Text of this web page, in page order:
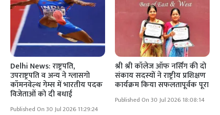
Delhi News: राष्ट्रपति,
उपराष्ट्रपति व अन्य ने ग्लासगो
कॉमनवेल्थ गेम्स में भारतीय पदक
विजेताओं को दी बधाई
Published On 30 Jul 2026 11:29:24
श्री श्री कॉलेज ऑफ नर्सिंग की दो
संकाय सदस्यों ने राष्ट्रीय प्रशिक्षण
कार्यक्रम किया सफलतापूर्वक पूरा
Published On 30 Jul 2026 18:08:14